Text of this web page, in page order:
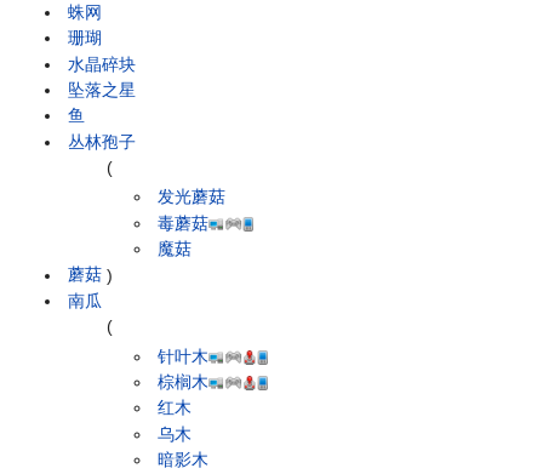
蛛网
珊瑚
水晶碎块
坠落之星
鱼
丛林孢子
蘑菇
(
发光蘑菇
毒蘑菇
魔菇
)
南瓜
(
针叶木
棕榈木
红木
乌木
暗影木